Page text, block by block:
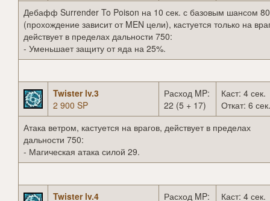
Дебафф Surrender To Poison на 10 сек. с базовым шансом
(прохождение зависит от MEN цели), кастуется только на
действует в пределах дальности 750:
- Уменьшает защиту от яда на 25%.
Twister lv.3
2 900 SP
Расход MP:
22 (5 + 17)
Каст: 4 сек.
Откат: 6 сек.
Атака ветром, кастуется на врагов, действует в пределах
дальности 750:
- Магическая атака силой 29.
Twister lv.4
Расход MP:
Каст: 4 сек.